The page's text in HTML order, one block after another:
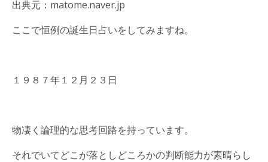
出典元：matome.naver.jp
ここで恒例の誕生日占いをしてみますね。
１９８７年１２月２３日
物凄く論理的な思考回路を持っています。
それでいてどこが落としどころかの判断能力が素晴らし